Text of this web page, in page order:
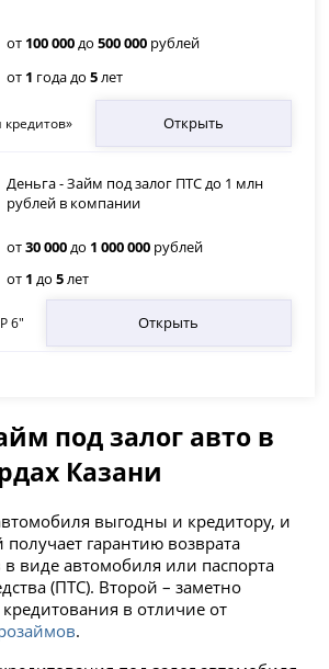
от 100 000 до500 000 рублей
от 1 года до5лет
Открыть
Деньга - Займ под залог ПТС до 1 млн
рублей в компании
от30 000до 1 000 000 рублей
от 1 до5лет
6" Открыть
под залог авто в
Казани
выгодны и кредитору, и
гарантию возврата
виде автомобиля или паспорта
(ПТС). Второй – заметно
в отличие от
.